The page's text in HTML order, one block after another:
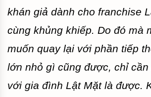
khán giả dành cho franchise
cùng khủng khiếp. Do đó mà
muốn quay lại với phần tiếp
lớn nhỏ gì cũng được, chỉ
với gia đình Lật Mặt là được.